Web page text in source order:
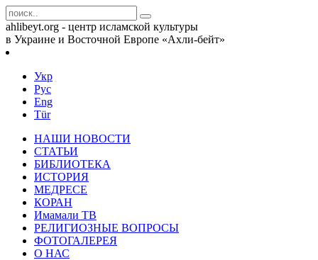
ahlibeyt.org - центр исламской культуры
в Украине и Восточной Европе «Ахли-бейт»
Укр
Рус
Eng
Tür
НАШИ НОВОСТИ
СТАТЬИ
БИБЛИОТЕКА
ИСТОРИЯ
МЕДРЕСЕ
КОРАН
Имамали ТВ
РЕЛИГИОЗНЫЕ ВОПРОСЫ
ФОТОГАЛЕРЕЯ
О НАС